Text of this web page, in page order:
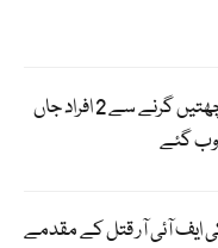
بارشوں کی تباہی؛ قصور میں چھتیں گرنے سے 2 افراد جاں
ایف آئی آر قتل کے مقدمے